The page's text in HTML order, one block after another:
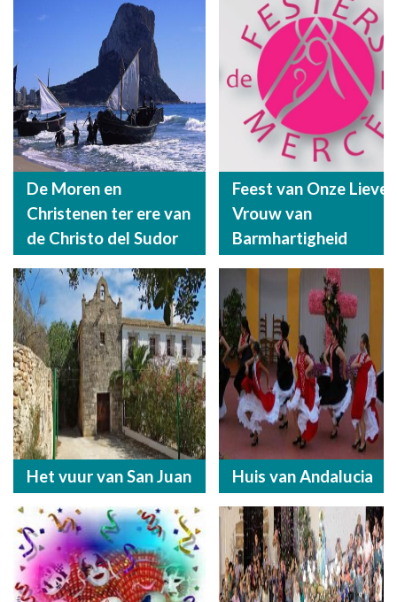
De Moren en
Christenen ter ere van
de Christo del Sudor
Feest van Onze Lieve
Vrouw van
Barmhartigheid
Het vuur van San Juan Huis van Andalucia